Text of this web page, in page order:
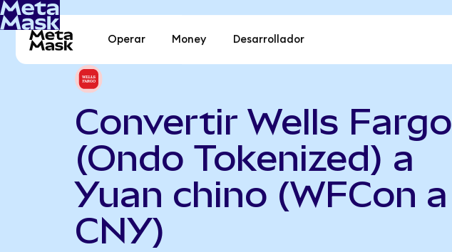
Operar Money Desarrollador
Convertir Wells Fargo
(Ondo Tokenized) a
Yuan chino (WFCon a
CNY)